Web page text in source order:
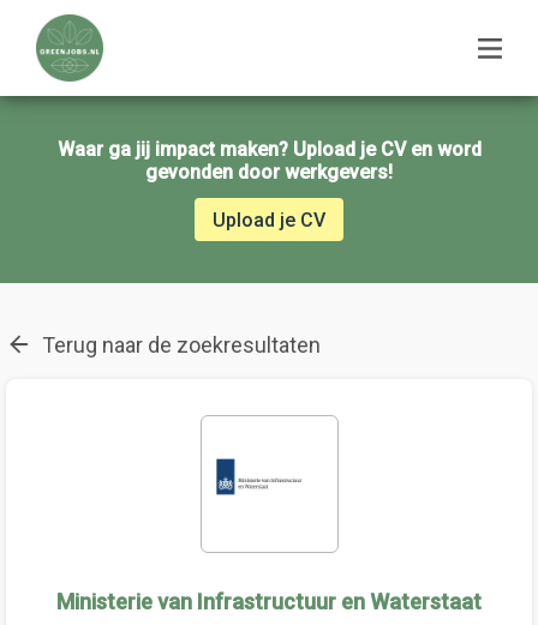
Waar ga jij impact maken? Upload je CV en word
gevonden door werkgevers!
Upload je CV
Terug naar de zoekresultaten
Ministerie van Infrastructuur en Waterstaat